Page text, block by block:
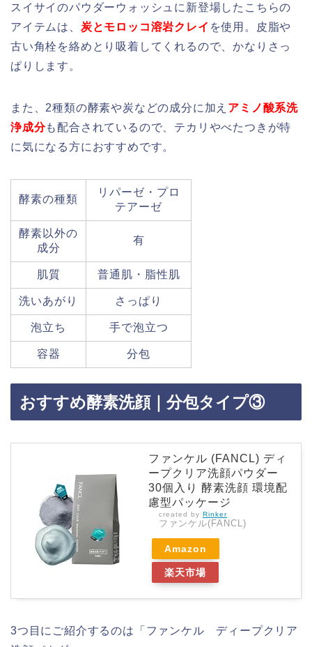
スイサイのパウダーウォッシュに新登場したこちらの
アイテムは、 炭とモロッコ溶岩クレイ を使用。皮脂や
古い角栓を絡めとり吸着してくれるので、かなりさっ
ぱりします。
また、2種類の酵素や炭などの成分に加え アミノ酸系洗
浄成分も配合されているので、テカリやべたつきが特
に気になる方におすすめです。
酵素の種類
リパーゼ・プロ
テアーゼ
酵素以外の
成分
有
肌質 普通肌・脂性肌
洗いあがり さっぱり
泡立ち 手で泡立つ
容器 分包
おすすめ酵素洗顔｜分包タイプ③
ファンケル (FANCL) ディ
ープクリア洗顔パウダー
30個入り 酵素洗顔 環境配
慮型パッケージ
created by Rinker
ファンケル(FANCL)
Amazon
楽天市場
3つ目にご紹介するのは「ファンケル ディープクリア